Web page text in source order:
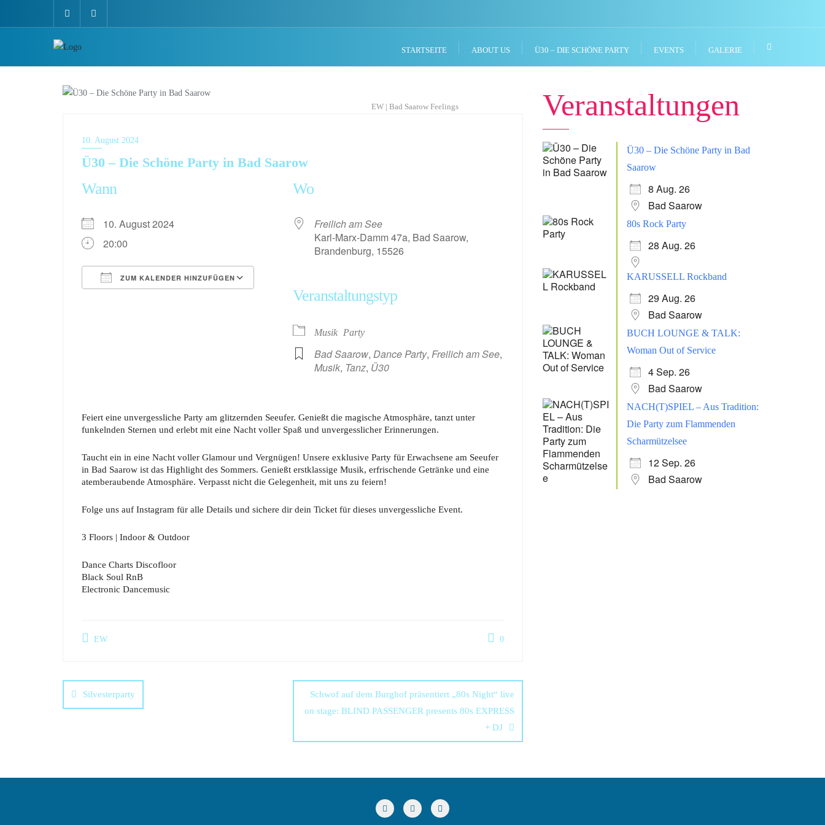
STARTSEITE ABOUT US Ü30 – DIE SCHÖNE PARTY EVENTS GALERIE
EW | Bad Saarow Feelings
10. August 2024
Ü30 – Die Schöne Party in Bad Saarow
Wann
10. August 2024
20:00
ZUM KALENDER HINZUFÜGEN
Google Kalender Office 365
Wo
Freilich am See
Karl-Marx-Damm 47a, Bad Saarow,
Brandenburg, 15526
Veranstaltungstyp
Musik Party
Bad Saarow, Dance Party, Freilich am See,
Musik, Tanz, Ü30
Feiert eine unvergessliche Party am glitzernden Seeufer. Genießt die magische Atmosphäre, tanzt unter
funkelnden Sternen und erlebt mit eine Nacht voller Spaß und unvergesslicher Erinnerungen.
Taucht ein in eine Nacht voller Glamour und Vergnügen! Unsere exklusive Party für Erwachsene am Seeufer
in Bad Saarow ist das Highlight des Sommers. Genießt erstklassige Musik, erfrischende Getränke und eine
atemberaubende Atmosphäre. Verpasst nicht die Gelegenheit, mit uns zu feiern!
Folge uns auf Instagram für alle Details und sichere dir dein Ticket für dieses unvergessliche Event.
3 Floors | Indoor & Outdoor
Dance Charts Discofloor
Black Soul RnB
Electronic Dancemusic
EW 0
Silvesterparty
Schwof auf dem Burghof präsentiert „80s Night“ live
on stage: BLIND PASSENGER presents 80s EXPRESS
+ DJ
Veranstaltungen
Ü30 – Die Schöne Party in Bad
Saarow
8 Aug. 26
Bad Saarow
80s Rock Party
28 Aug. 26
KARUSSELL Rockband
29 Aug. 26
Bad Saarow
BUCH LOUNGE & TALK:
Woman Out of Service
4 Sep. 26
Bad Saarow
NACH(T)SPIEL – Aus Tradition:
Die Party zum Flammenden
Scharmützelsee
12 Sep. 26
Bad Saarow